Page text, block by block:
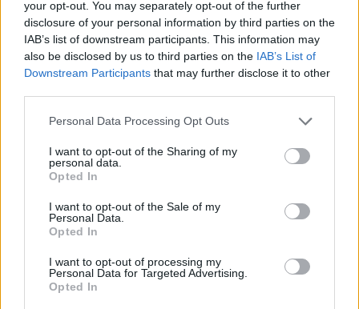
your opt-out. You may separately opt-out of the further
disclosure of your personal information by third parties on the
IAB’s list of downstream participants. This information may
also be disclosed by us to third parties on the IAB’s List of
Downstream Participants that may further disclose it to other
Personal Data Processing Opt Outs
I want to opt-out of the Sharing of my
personal data.
Opted In
I want to opt-out of the Sale of my
Personal Data.
Opted In
I want to opt-out of processing my
Personal Data for Targeted Advertising.
Opted In